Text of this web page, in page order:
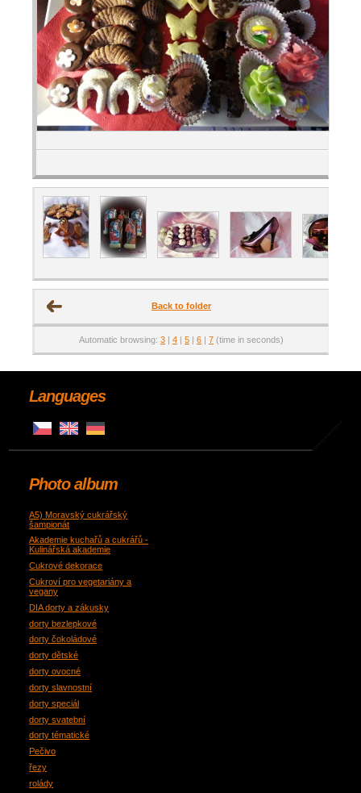
Back to folder
Automatic browsing: 3 | 4 | 5 | 6 | 7 (time in seconds)
Languages
Photo album
A5) Moravský cukrářský
šampionát
Akademie kuchařů a cukrářů -
Kulinářská akademie
Cukrové dekorace
Cukroví pro vegetariány a
vegany
DIA dorty a zákusky
dorty bezlepkové
dorty čokoládové
dorty dětské
dorty ovocné
dorty slavnostní
dorty speciál
dorty svatební
dorty tématické
Pečivo
řezy
rolády